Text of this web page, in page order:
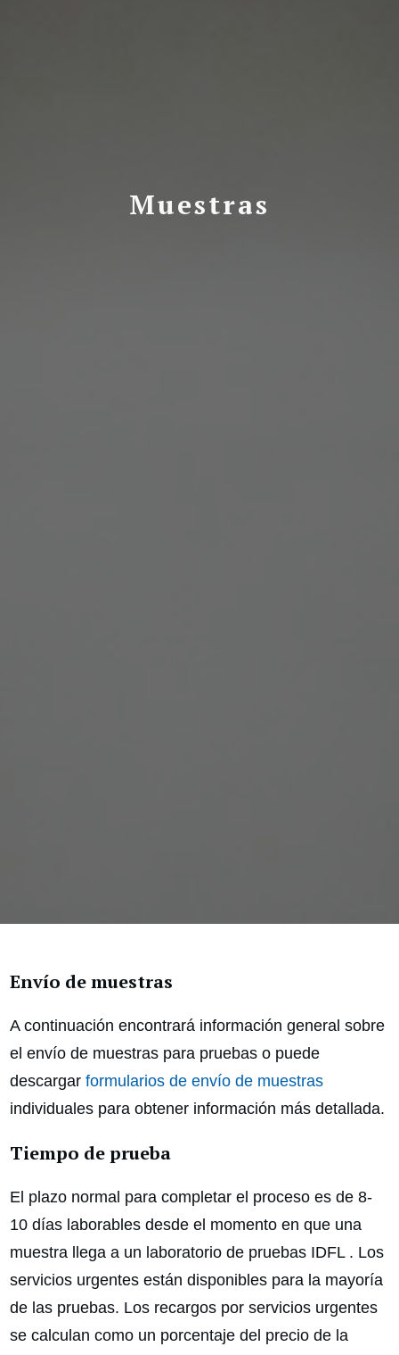
Muestras
Envío de muestras
A continuación encontrará información general sobre
el envío de muestras para pruebas o puede
descargar formularios de envío de muestras
individuales para obtener información más detallada.
Tiempo de prueba
El plazo normal para completar el proceso es de 8-
10 días laborables desde el momento en que una
muestra llega a un laboratorio de pruebas IDFL . Los
servicios urgentes están disponibles para la mayoría
de las pruebas. Los recargos por servicios urgentes
se calculan como un porcentaje del precio de la